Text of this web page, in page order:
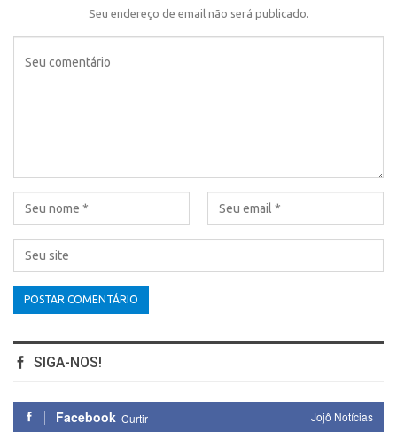
Seu endereço de email não será publicado.
SIGA-NOS!
Facebook Curtir Jojô Notícias